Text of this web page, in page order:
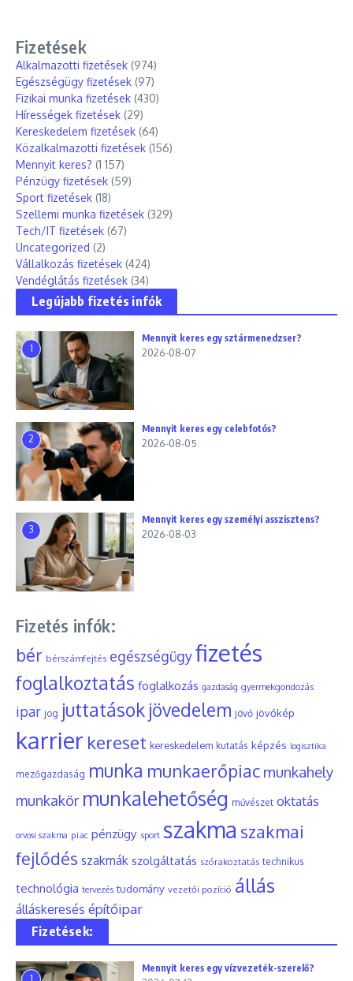
Fizetések
Alkalmazotti fizetések (974)
Egészségügy fizetések (97)
Fizikai munka fizetések (430)
Hírességek fizetések (29)
Kereskedelem fizetések (64)
Közalkalmazotti fizetések (156)
Mennyit keres? (1 157)
Pénzügy fizetések (59)
Sport fizetések (18)
Szellemi munka fizetések (329)
Tech/IT fizetések (67)
Uncategorized (2)
Vállalkozás fizetések (424)
Vendéglátás fizetések (34)
Legújabb fizetés infók
1
Mennyit keres egy sztármenedzser?
2026-08-07
2
Mennyit keres egy celebfotós?
2026-08-05
3
Mennyit keres egy személyi asszisztens?
2026-08-03
Fizetés infók:
bér bérszámfejtés egészségügyfizetés
foglalkoztatás foglalkozás gazdaság gyermekgondozás
ipar jog juttatások jövedelem jövő jövőkép
karrier kereset kereskedelem kutatás képzés logisztika
mezőgazdaság munka munkaerőpiac munkahely
munkakör munkalehetőség művészet oktatás
orvosi szakma piac pénzügy sport szakma szakmai
fejlődés szakmák szolgáltatás szórakoztatás technikus
technológia tervezés tudomány vezetői pozíció állás
álláskeresés építőipar
Fizetések:
1
Mennyit keres egy vízvezeték-szerelő?